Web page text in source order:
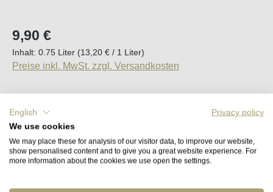
Regulärer Preis:
9,90 €
Inhalt: 0.75 Liter (13,20 € / 1 Liter)
Preise inkl. MwSt. zzgl. Versandkosten
Produkt Anzahl: Gib den gewünschten
English
Privacy policy
We use cookies
We may place these for analysis of our visitor data, to improve our website,
show personalised content and to give you a great website experience. For
more information about the cookies we use open the settings.